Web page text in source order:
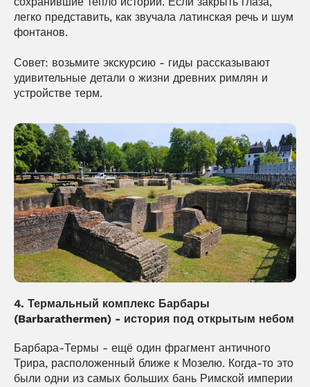
легко представить, как звучала латинская речь и шум
фонтанов.
Совет: возьмите экскурсию - гиды рассказывают
удивительные детали о жизни древних римлян и
устройстве терм.
4. Термальный комплекс Барбары
(Barbarathermen) - история под открытым небом
Барбара-Термы - ещё один фрагмент античного
Трира, расположенный ближе к Мозелю. Когда-то это
были одни из самых больших бань Римской империи